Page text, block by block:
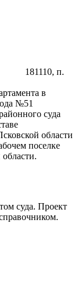
181110, п.
в
№51
суда
области
поселке
суда. Проект